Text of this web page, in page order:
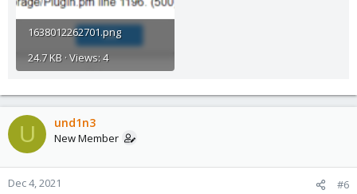
1638012262701.png
24.7 KB · Views: 4
U und1n3
New Member
Dec 4, 2021 #6